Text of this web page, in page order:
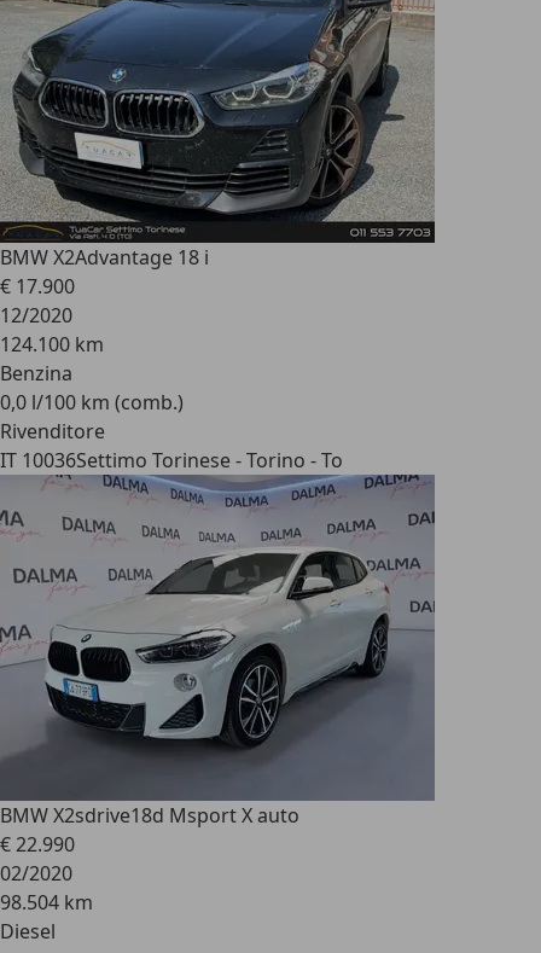
BMW X2Advantage 18 i
€ 17.900
12/2020
124.100 km
Benzina
0,0 l/100 km (comb.)
Rivenditore
IT 10036Settimo Torinese - Torino - To
BMW X2sdrive18d Msport X auto
€ 22.990
02/2020
98.504 km
Diesel